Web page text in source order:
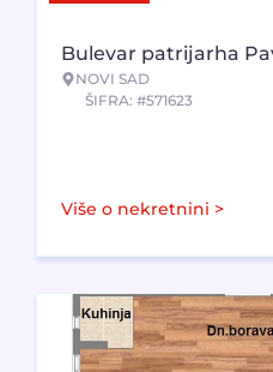
Bulevar patrijarha
NOVI SAD
ŠIFRA: #571623
Više o nekretnini >